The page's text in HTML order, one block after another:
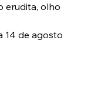
erudita, olho
14 de agosto